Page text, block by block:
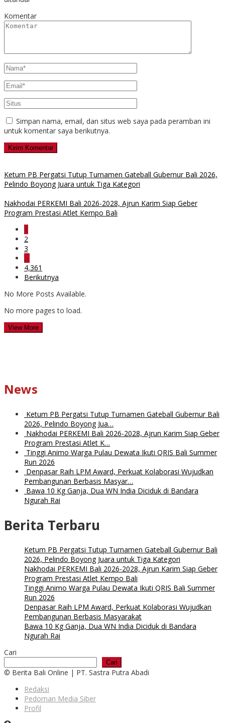
Komentar
Simpan nama, email, dan situs web saya pada peramban ini
untuk komentar saya berikutnya.
Ketum PB Pergatsi Tutup Turnamen Gateball Gubernur Bali 2026,
Pelindo Boyong Juara untuk Tiga Kategori
Nakhodai PERKEMI Bali 2026-2028, Ajrun Karim Siap Geber
Program Prestasi Atlet Kempo Bali
1
2
3
…
4,361
Berikutnya
No More Posts Available.
No more pages to load.
View More
News
Ketum PB Pergatsi Tutup Turnamen Gateball Gubernur Bali
2026, Pelindo Boyong Jua…
Nakhodai PERKEMI Bali 2026-2028, Ajrun Karim Siap Geber
Program Prestasi Atlet K…
Tinggi Animo Warga Pulau Dewata Ikuti QRIS Bali Summer
Run 2026
Denpasar Raih LPM Award, Perkuat Kolaborasi Wujudkan
Pembangunan Berbasis Masyar…
Bawa 10 Kg Ganja, Dua WN India Diciduk di Bandara
Ngurah Rai
Berita Terbaru
Ketum PB Pergatsi Tutup Turnamen Gateball Gubernur Bali
2026, Pelindo Boyong Juara untuk Tiga Kategori
Nakhodai PERKEMI Bali 2026-2028, Ajrun Karim Siap Geber
Program Prestasi Atlet Kempo Bali
Tinggi Animo Warga Pulau Dewata Ikuti QRIS Bali Summer
Run 2026
Denpasar Raih LPM Award, Perkuat Kolaborasi Wujudkan
Pembangunan Berbasis Masyarakat
Bawa 10 Kg Ganja, Dua WN India Diciduk di Bandara
Ngurah Rai
Cari
Cari
© Berita Bali Online | PT. Sastra Putra Abadi
Redaksi
Pedoman Media Siber
Profil